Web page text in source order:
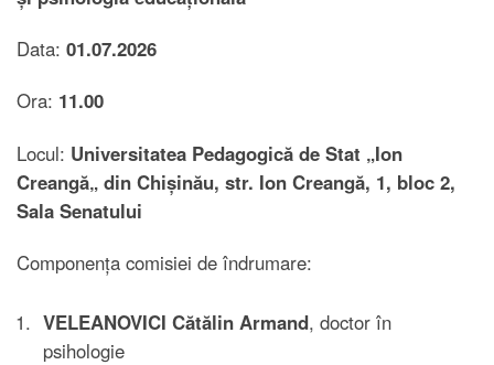
Data: 01.07.2026
Ora: 11.00
Locul: Universitatea Pedagogică de Stat „Ion
Creangă„ din Chișinău, str. Ion Creangă, 1, bloc 2,
Sala Senatului
Componența comisiei de îndrumare:
VELEANOVICI Cătălin Armand, doctor în
psihologie